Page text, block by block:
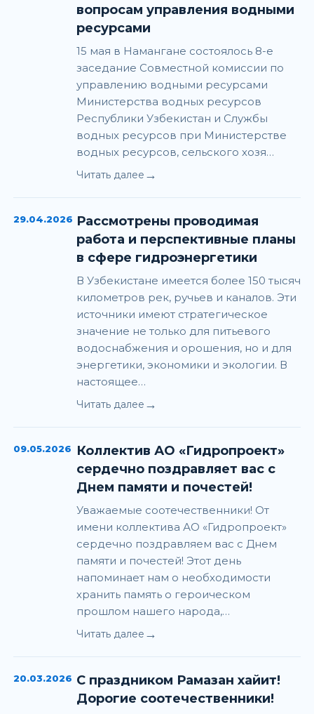
вопросам управления водными
ресурсами
15 мая в Намангане состоялось 8-е
заседание Совместной комиссии по
управлению водными ресурсами
Министерства водных ресурсов
Республики Узбекистан и Службы
водных ресурсов при Министерстве
водных ресурсов, сельского хозя…
Читать далее →
29.04.2026 Рассмотрены проводимая
работа и перспективные планы
в сфере гидроэнергетики
В Узбекистане имеется более 150 тысяч
километров рек, ручьев и каналов. Эти
источники имеют стратегическое
значение не только для питьевого
водоснабжения и орошения, но и для
энергетики, экономики и экологии. В
настоящее…
Читать далее →
09.05.2026
Коллектив АО «Гидропроект»
сердечно поздравляет вас с
Днем памяти и почестей!
Уважаемые соотечественники! От
имени коллектива АО «Гидропроект»
сердечно поздравляем вас с Днем
памяти и почестей! Этот день
напоминает нам о необходимости
хранить память о героическом
прошлом нашего народа,…
Читать далее →
20.03.2026 С праздником Рамазан хайит!
Дорогие соотечественники!